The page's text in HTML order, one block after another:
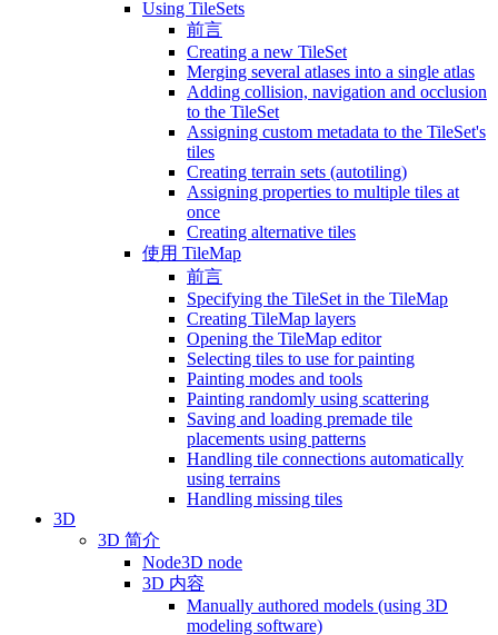
Using TileSets
前言
Creating a new TileSet
Merging several atlases into a single atlas
Adding collision, navigation and occlusion
to the TileSet
Assigning custom metadata to the TileSet's
tiles
Creating terrain sets (autotiling)
Assigning properties to multiple tiles at
once
Creating alternative tiles
使用 TileMap
前言
Specifying the TileSet in the TileMap
Creating TileMap layers
Opening the TileMap editor
Selecting tiles to use for painting
Painting modes and tools
Painting randomly using scattering
Saving and loading premade tile
placements using patterns
Handling tile connections automatically
using terrains
Handling missing tiles
3D
3D 简介
Node3D node
3D 内容
Manually authored models (using 3D
modeling software)